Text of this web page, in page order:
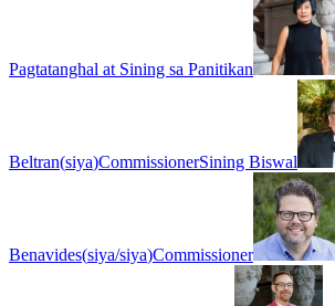
Pagtatanghal at Sining sa Panitikan
Beltran(siya)CommissionerSining Biswal
Benavides(siya/siya)Commissioner